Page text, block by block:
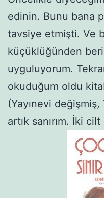
edinin. Bunu bana
tavsiye etmişti. Ve
küçüklüğünden
uyguluyorum.
okuduğum oldu
(Yayınevi değişmiş,
artık sanırım. İki